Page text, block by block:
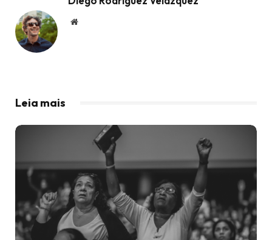
Website
Leia mais